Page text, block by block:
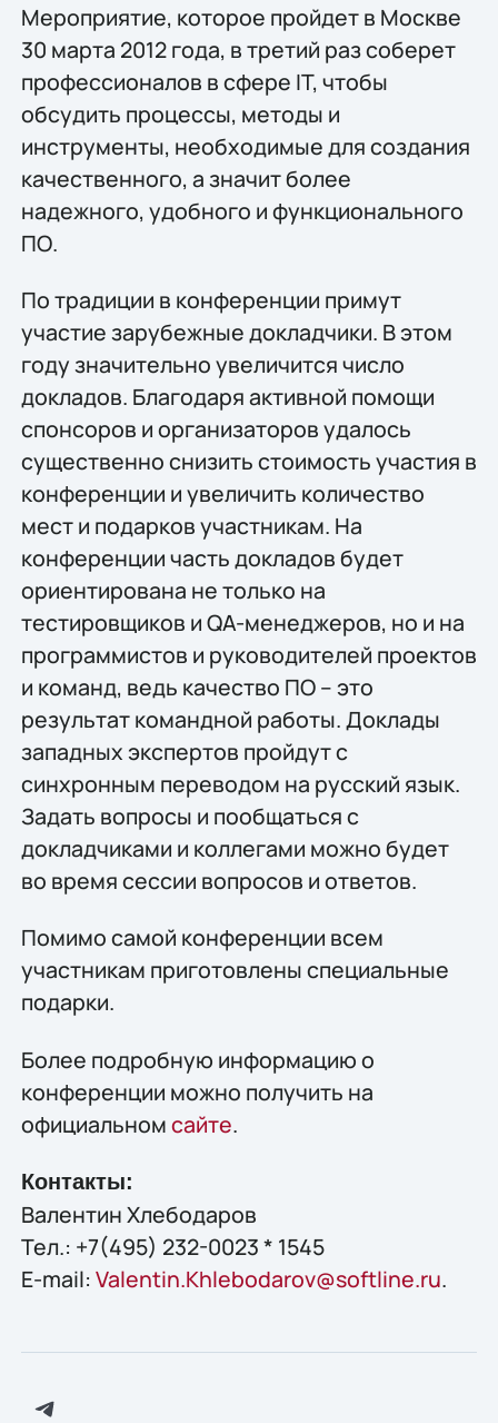
Мероприятие, которое пройдет в Москве
30 марта 2012 года, в третий раз соберет
профессионалов в сфере IT, чтобы
обсудить процессы, методы и
инструменты, необходимые для создания
качественного, а значит более
надежного, удобного и функционального
ПО.
По традиции в конференции примут
участие зарубежные докладчики. В этом
году значительно увеличится число
докладов. Благодаря активной помощи
спонсоров и организаторов удалось
существенно снизить стоимость участия в
конференции и увеличить количество
мест и подарков участникам. На
конференции часть докладов будет
ориентирована не только на
тестировщиков и QA-менеджеров, но и на
программистов и руководителей проектов
и команд, ведь качество ПО – это
результат командной работы. Доклады
западных экспертов пройдут с
синхронным переводом на русский язык.
Задать вопросы и пообщаться с
докладчиками и коллегами можно будет
во время сессии вопросов и ответов.
Помимо самой конференции всем
участникам приготовлены специальные
подарки.
Более подробную информацию о
конференции можно получить на
официальномсайте.
Контакты:
Валентин Хлебодаров
Тел.: +7(495) 232-0023 * 1545
E-mail: Valentin.Khlebodarov@softline.ru.